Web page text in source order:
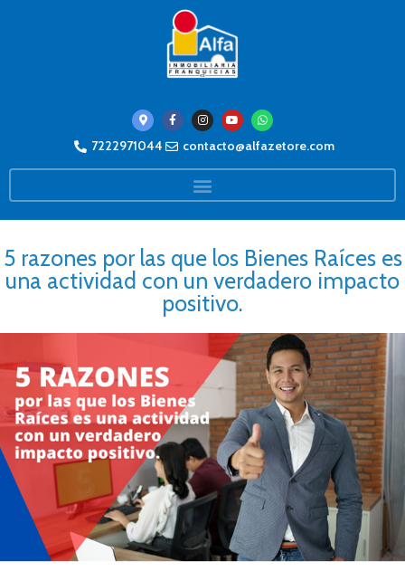
7222971044 contacto@alfazetore.com
5 razones por las que los Bienes Raíces es
una actividad con un verdadero impacto
positivo.